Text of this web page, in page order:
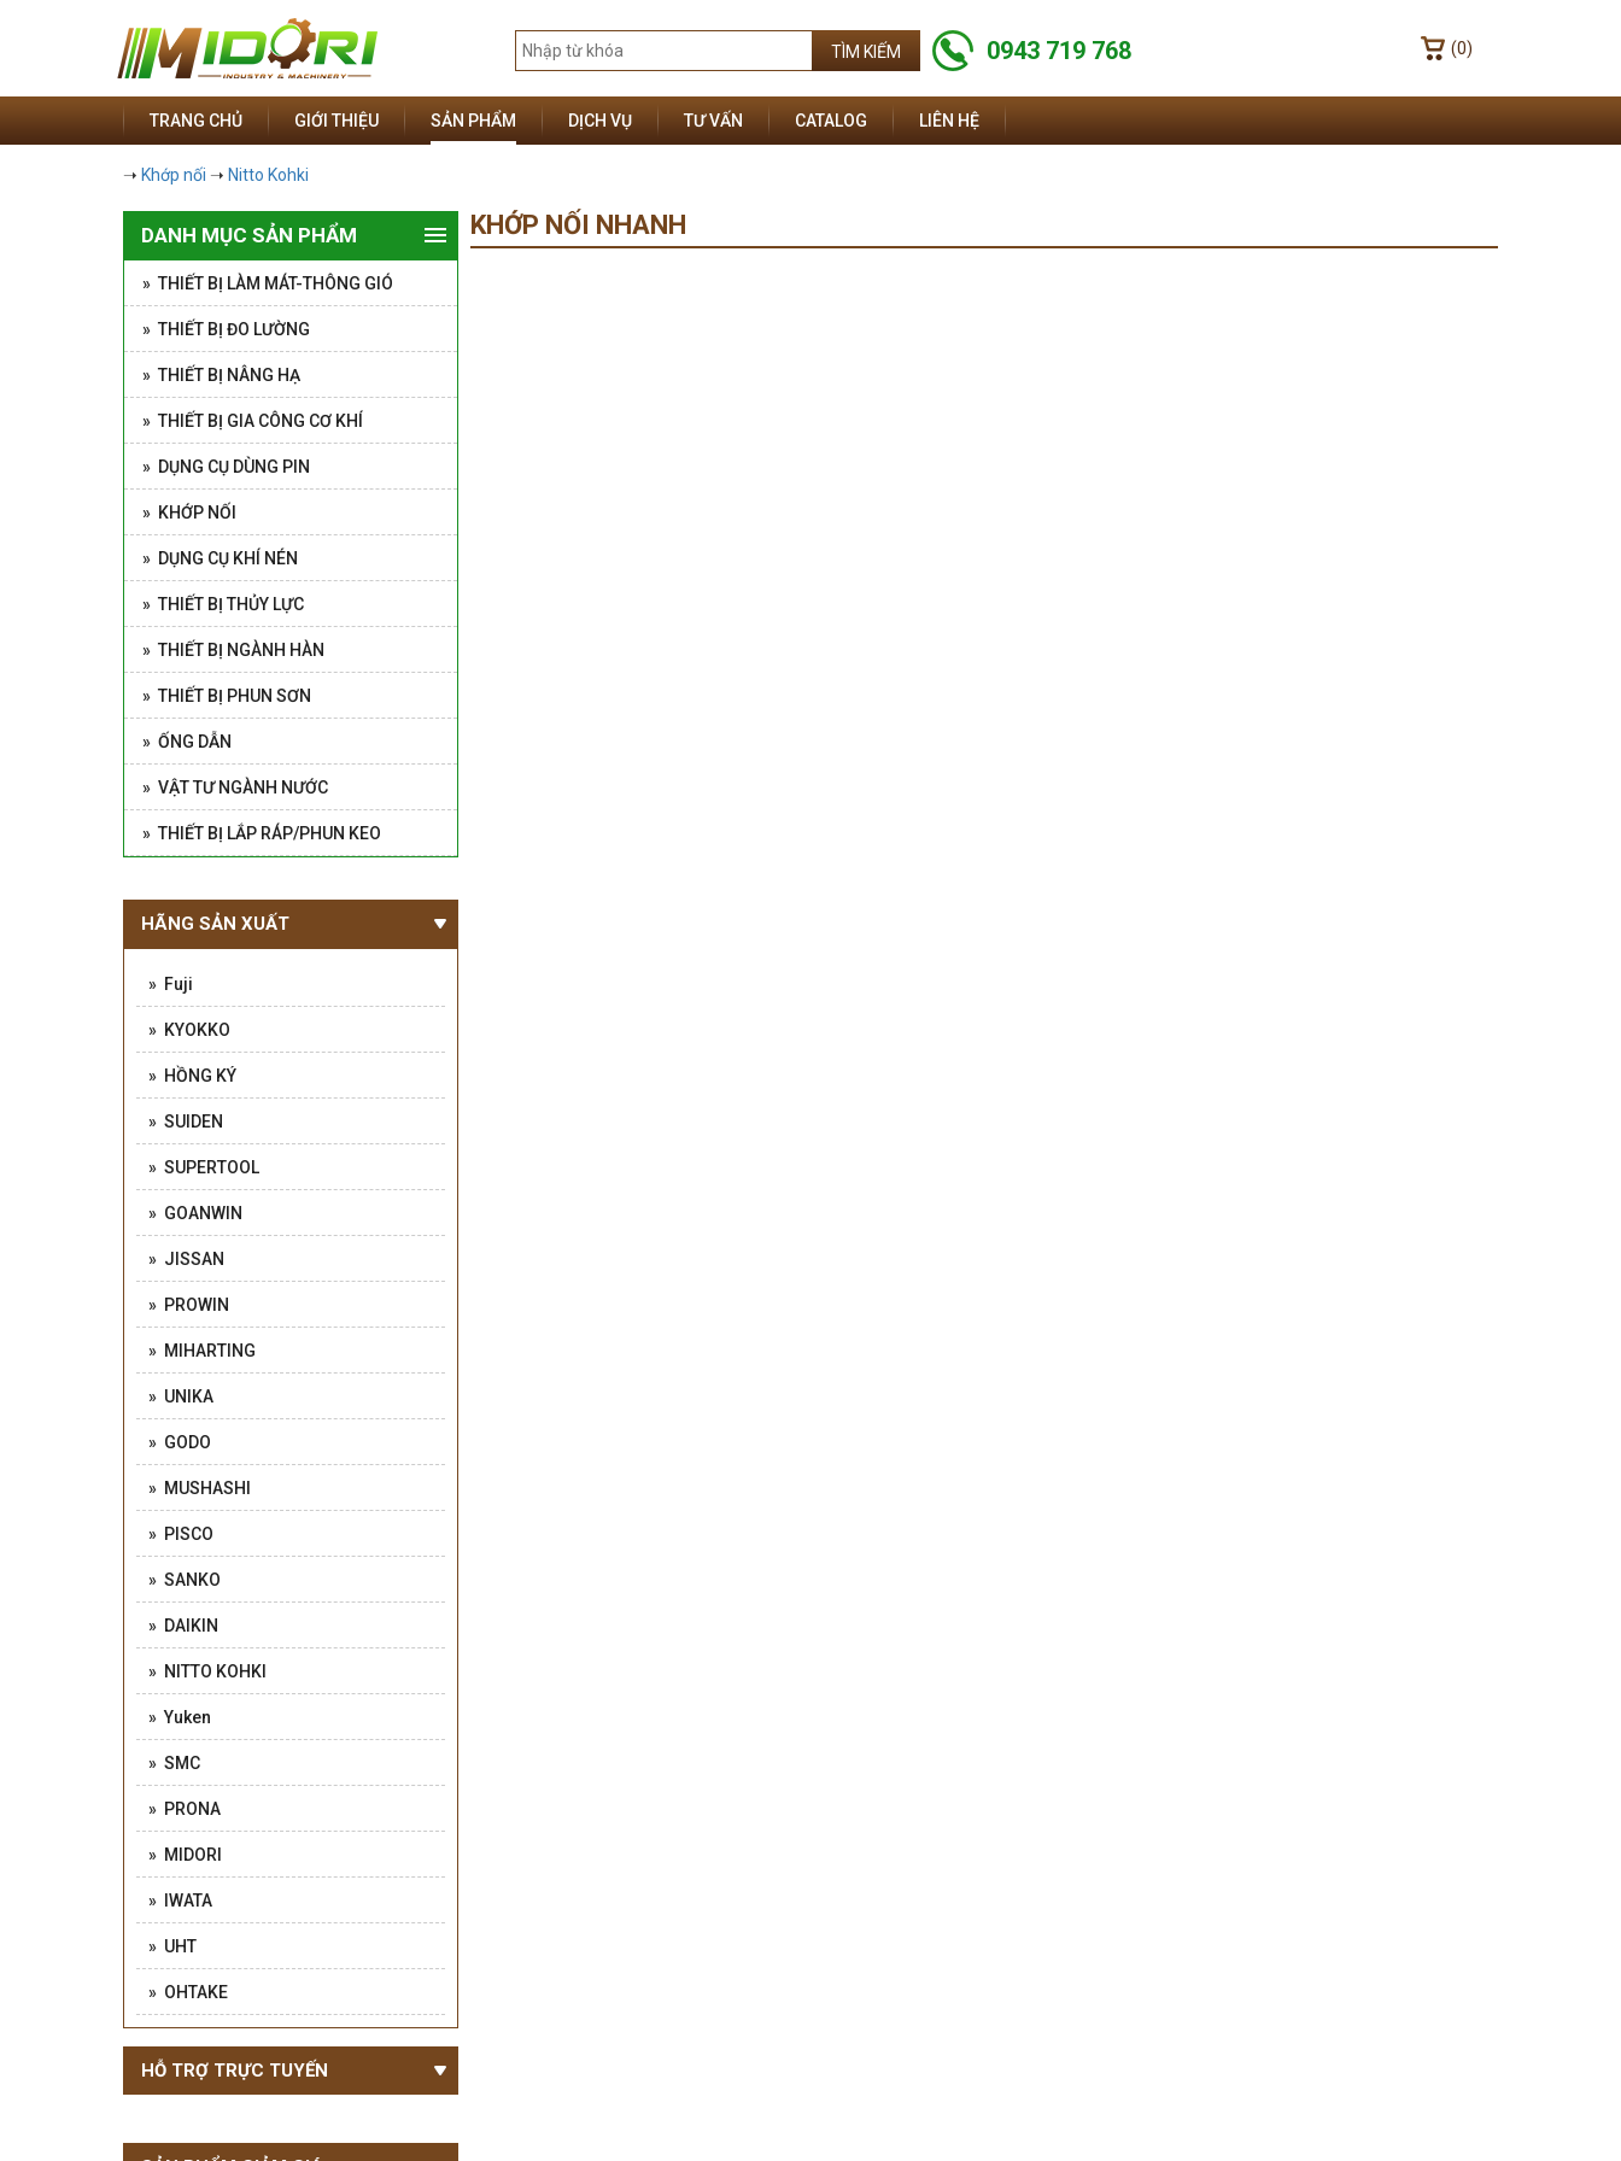
0943 719 768 (0)
TRANG CHỦ GIỚI THIỆU SẢN PHẨM DỊCH VỤ TƯ VẤN CATALOG LIÊN HỆ
➝ Khớp nối ➝ Nitto Kohki
DANH MỤC SẢN PHẨM
» THIẾT BỊ LÀM MÁT-THÔNG GIÓ
» THIẾT BỊ ĐO LƯỜNG
» THIẾT BỊ NÂNG HẠ
» THIẾT BỊ GIA CÔNG CƠ KHÍ
» DỤNG CỤ DÙNG PIN
» KHỚP NỐI
» DỤNG CỤ KHÍ NÉN
» THIẾT BỊ THỦY LỰC
» THIẾT BỊ NGÀNH HÀN
» THIẾT BỊ PHUN SƠN
» ỐNG DẪN
» VẬT TƯ NGÀNH NƯỚC
» THIẾT BỊ LẮP RÁP/PHUN KEO
HÃNG SẢN XUẤT
» Fuji
» KYOKKO
» HỒNG KÝ
» SUIDEN
» SUPERTOOL
» GOANWIN
» JISSAN
» PROWIN
» MIHARTING
» UNIKA
» GODO
» MUSHASHI
» PISCO
» SANKO
» DAIKIN
» NITTO KOHKI
» Yuken
» SMC
» PRONA
» MIDORI
» IWATA
» UHT
» OHTAKE
HỖ TRỢ TRỰC TUYẾN
KHỚP NỐI NHANH